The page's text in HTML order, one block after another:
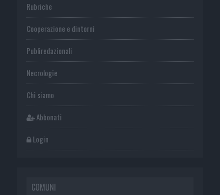
Rubriche
Cooperazione e dintorni
Publiredazionali
Necrologie
Chi siamo
Abbonati
Login
COMUNI